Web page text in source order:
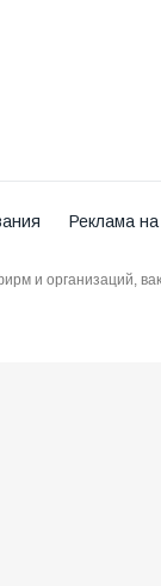
Реклама
и организаций,